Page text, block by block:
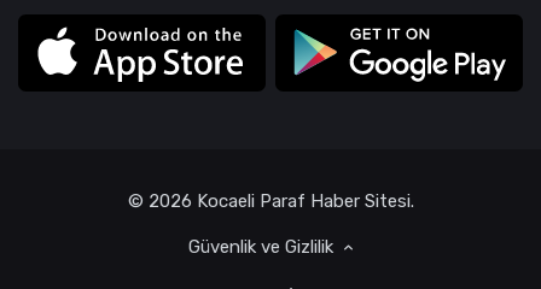
© 2026 Kocaeli Paraf Haber Sitesi.
Güvenlik ve Gizlilik